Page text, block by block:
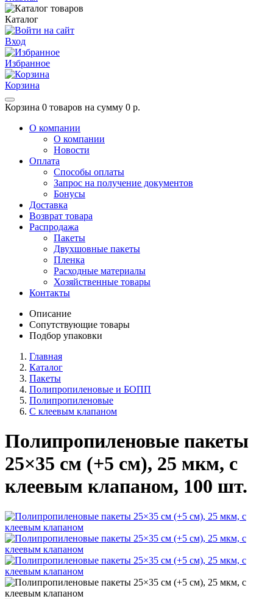
Каталог
Вход
Избранное
Корзина
Корзина 0 товаров на сумму 0 р.
О компании
О компании
Новости
Оплата
Способы оплаты
Запрос на получение документов
Бонусы
Доставка
Возврат товара
Распродажа
Пакеты
Двухшовные пакеты
Пленка
Расходные материалы
Хозяйственные товары
Контакты
Описание
Сопутствующие товары
Подбор упаковки
Главная
Каталог
Пакеты
Полипропиленовые и БОПП
Полипропиленовые
C клеевым клапаном
Полипропиленовые пакеты
25×35 см (+5 см), 25 мкм, с
клеевым клапаном, 100 шт.